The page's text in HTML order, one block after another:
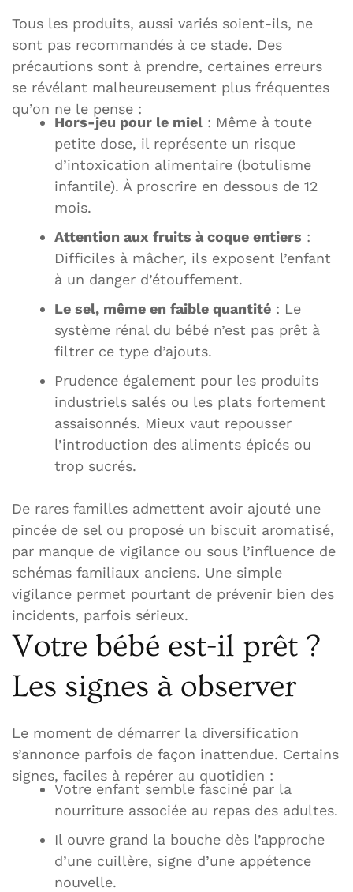
Tous les produits, aussi variés soient-ils, ne
sont pas recommandés à ce stade. Des
précautions sont à prendre, certaines erreurs
se révélant malheureusement plus fréquentes
qu’on ne le pense :
Hors-jeu pour le miel : Même à toute
petite dose, il représente un risque
d’intoxication alimentaire (botulisme
infantile). À proscrire en dessous de 12
mois.
Attention aux fruits à coque entiers :
Difficiles à mâcher, ils exposent l’enfant
à un danger d’étouffement.
Le sel, même en faible quantité : Le
système rénal du bébé n’est pas prêt à
filtrer ce type d’ajouts.
Prudence également pour les produits
industriels salés ou les plats fortement
assaisonnés. Mieux vaut repousser
l’introduction des aliments épicés ou
trop sucrés.
De rares familles admettent avoir ajouté une
pincée de sel ou proposé un biscuit aromatisé,
par manque de vigilance ou sous l’influence de
schémas familiaux anciens. Une simple
vigilance permet pourtant de prévenir bien des
incidents, parfois sérieux.
Votre bébé est-il prêt ?
Les signes à observer
Le moment de démarrer la diversification
s’annonce parfois de façon inattendue. Certains
signes, faciles à repérer au quotidien :
Votre enfant semble fasciné par la
nourriture associée au repas des adultes.
Il ouvre grand la bouche dès l’approche
d’une cuillère, signe d’une appétence
nouvelle.